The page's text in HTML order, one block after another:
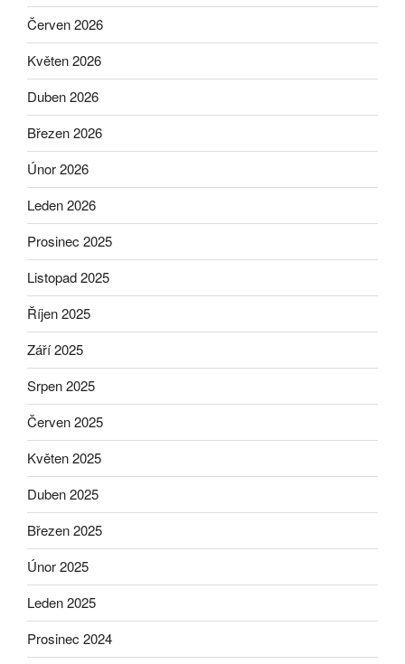
Červen 2026
Květen 2026
Duben 2026
Březen 2026
Únor 2026
Leden 2026
Prosinec 2025
Listopad 2025
Říjen 2025
Září 2025
Srpen 2025
Červen 2025
Květen 2025
Duben 2025
Březen 2025
Únor 2025
Leden 2025
Prosinec 2024